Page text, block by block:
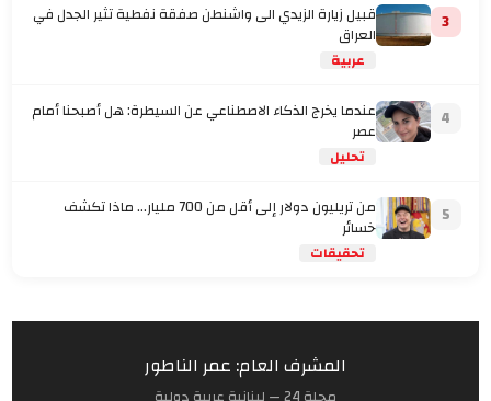
3 قبيل زيارة الزيدي الى واشنطن صفقة نفطية تثير الجدل في
العراق
عربية
4 عندما يخرج الذكاء الاصطناعي عن السيطرة: هل أصبحنا أمام
عصر
تحليل
5 من تريليون دولار إلى أقل من 700 مليار… ماذا تكشف
خسائر
تحقيقات
المشرف العام: عمر الناطور